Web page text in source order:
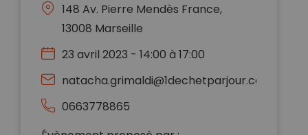
148 Av. Pierre Mendès France,
13008 Marseille
23 avril 2023 - 14:00 à 17:00
natacha.grimaldi@1dechetparjour.com
0663778865